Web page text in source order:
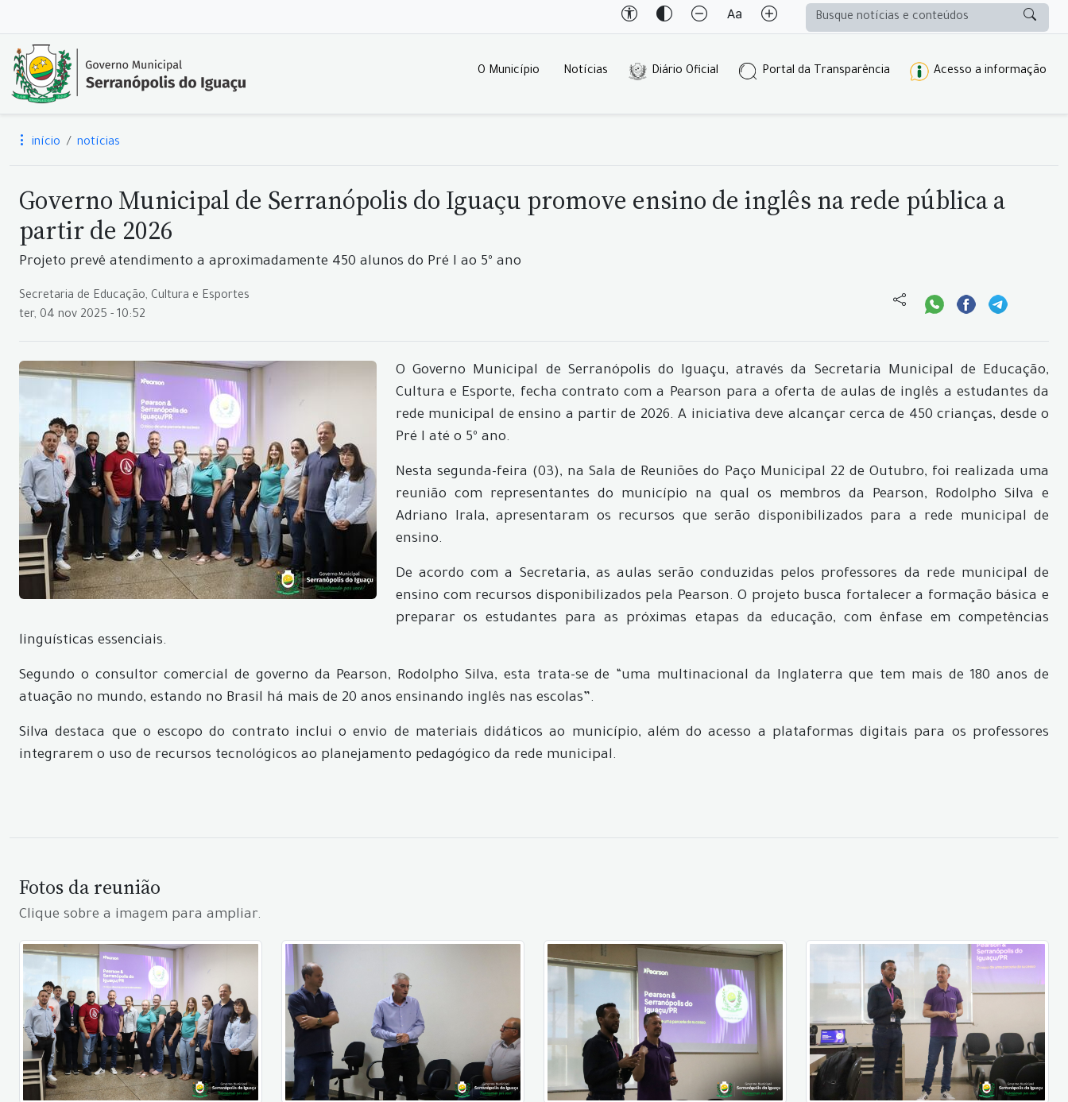
O Município Notícias Diário Oficial Portal da Transparência Acesso a informação
início notícias
Governo Municipal de Serranópolis do Iguaçu promove ensino de inglês na rede pública a
partir de 2026
Projeto prevê atendimento a aproximadamente 450 alunos do Pré I ao 5º ano
Secretaria de Educação, Cultura e Esportes
ter, 04 nov 2025 - 10:52
O Governo Municipal de Serranópolis do Iguaçu, através da Secretaria Municipal de Educação,
Cultura e Esporte, fecha contrato com a Pearson para a oferta de aulas de inglês a estudantes da
rede municipal de ensino a partir de 2026. A iniciativa deve alcançar cerca de 450 crianças, desde o
Pré I até o 5º ano.
Nesta segunda-feira (03), na Sala de Reuniões do Paço Municipal 22 de Outubro, foi realizada uma
reunião com representantes do município na qual os membros da Pearson, Rodolpho Silva e
Adriano Irala, apresentaram os recursos que serão disponibilizados para a rede municipal de
ensino.
De acordo com a Secretaria, as aulas serão conduzidas pelos professores da rede municipal de
ensino com recursos disponibilizados pela Pearson. O projeto busca fortalecer a formação básica e
preparar os estudantes para as próximas etapas da educação, com ênfase em competências
linguísticas essenciais.
Segundo o consultor comercial de governo da Pearson, Rodolpho Silva, esta trata-se de “uma multinacional da Inglaterra que tem mais de 180 anos de
atuação no mundo, estando no Brasil há mais de 20 anos ensinando inglês nas escolas”.
Silva destaca que o escopo do contrato inclui o envio de materiais didáticos ao município, além do acesso a plataformas digitais para os professores
integrarem o uso de recursos tecnológicos ao planejamento pedagógico da rede municipal.
Fotos da reunião
Clique sobre a imagem para ampliar.